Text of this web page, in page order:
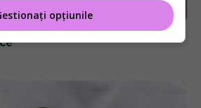
nu trebuie să spui
opțiunile